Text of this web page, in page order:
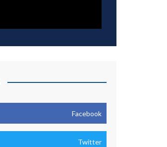
Facebook
Twitter